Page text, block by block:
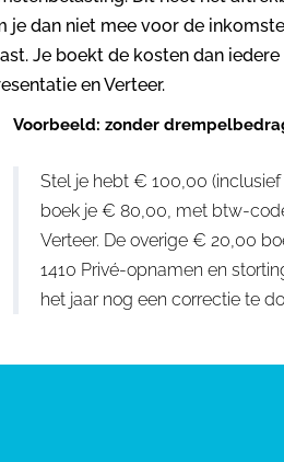
je dan niet mee voor de
Je boekt de kosten dan
en Verteer.
Voorbeeld: zonder
Stel je hebt € 100,00
boek je € 80,00, met btw-
Verteer. De overige € 20,00
1410 Privé-opnamen en
het jaar nog een correctie te